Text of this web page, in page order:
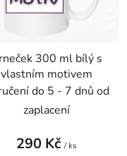
300 ml bílý s
vlastním motivem
do 5 - 7 dnů od
zaplacení
290 Kč / ks